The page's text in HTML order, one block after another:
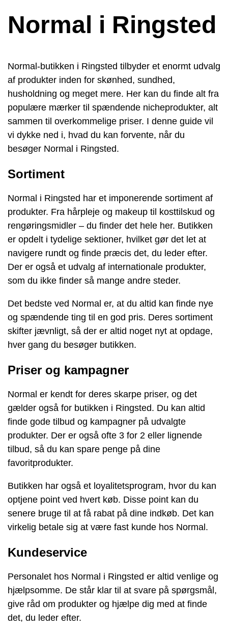
Normal i Ringsted
Normal-butikken i Ringsted tilbyder et enormt udvalg
af produkter inden for skønhed, sundhed,
husholdning og meget mere. Her kan du finde alt fra
populære mærker til spændende nicheprodukter, alt
sammen til overkommelige priser. I denne guide vil
vi dykke ned i, hvad du kan forvente, når du
besøger Normal i Ringsted.
Sortiment
Normal i Ringsted har et imponerende sortiment af
produkter. Fra hårpleje og makeup til kosttilskud og
rengøringsmidler – du finder det hele her. Butikken
er opdelt i tydelige sektioner, hvilket gør det let at
navigere rundt og finde præcis det, du leder efter.
Der er også et udvalg af internationale produkter,
som du ikke finder så mange andre steder.
Det bedste ved Normal er, at du altid kan finde nye
og spændende ting til en god pris. Deres sortiment
skifter jævnligt, så der er altid noget nyt at opdage,
hver gang du besøger butikken.
Priser og kampagner
Normal er kendt for deres skarpe priser, og det
gælder også for butikken i Ringsted. Du kan altid
finde gode tilbud og kampagner på udvalgte
produkter. Der er også ofte 3 for 2 eller lignende
tilbud, så du kan spare penge på dine
favoritprodukter.
Butikken har også et loyalitetsprogram, hvor du kan
optjene point ved hvert køb. Disse point kan du
senere bruge til at få rabat på dine indkøb. Det kan
virkelig betale sig at være fast kunde hos Normal.
Kundeservice
Personalet hos Normal i Ringsted er altid venlige og
hjælpsomme. De står klar til at svare på spørgsmål,
give råd om produkter og hjælpe dig med at finde
det, du leder efter.